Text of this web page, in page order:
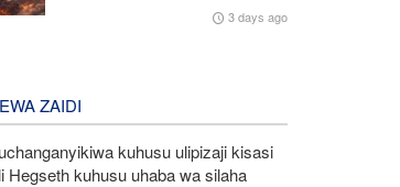
3 days ago
ZAIDI
kuhusu ulipizaji kisasi
Hegseth kuhusu uhaba wa silaha